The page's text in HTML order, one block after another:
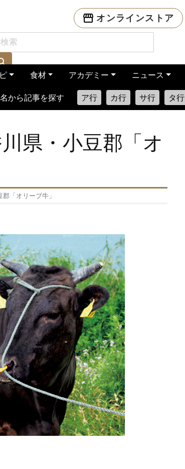
オンラインストア
食材 アカデミー ニュース
から記事を探す ア行 カ行 サ行 タ行
県・小豆郡「オ
「オリーブ牛」